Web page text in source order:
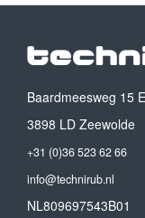
Baardmeesweg 15 E
3898 LD Zeewolde
+31 (0)36 523 62 66
info@technirub.nl
NL809697543B01